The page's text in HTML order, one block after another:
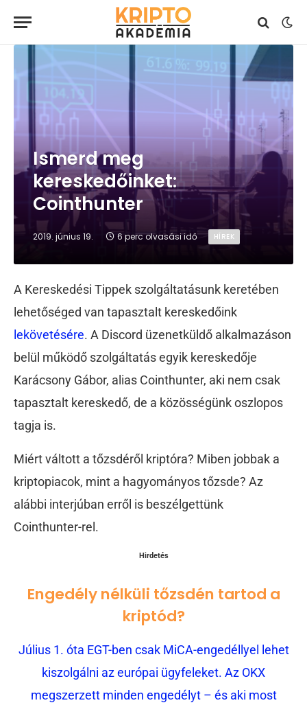
Ismerd meg
kereskedőinket:
Cointhunter
2019. június 19. 6 perc olvasási idő HÍREK
A Kereskedési Tippek szolgáltatásunk keretében
lehetőséged van tapasztalt kereskedőink
lekövetésére. A Discord üzenetküldő alkalmazáson
belül működő szolgáltatás egyik kereskedője
Karácsony Gábor, alias Cointhunter, aki nem csak
tapasztalt kereskedő, de a közösségünk oszlopos
tagja is.
Miért váltott a tőzsdéről kriptóra? Miben jobbak a
kriptopiacok, mint a hagyományos tőzsde? Az
alábbi interjúban erről is beszélgettünk
Cointhunter-rel.
Hirdetés
Engedély nélküli tőzsdén tartod a
kriptód?
Július 1. óta EGT-ben csak MiCA-engedéllyel lehet
kiszolgálni az európai ügyfeleket. Az OKX
megszerzett minden engedélyt – és aki most